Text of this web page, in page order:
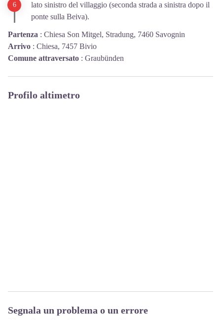
lato sinistro del villaggio (seconda strada a sinistra dopo il
ponte sulla Beiva).
Partenza : Chiesa Son Mitgel, Stradung, 7460 Savognin
Arrivo : Chiesa, 7457 Bivio
Comune attraversato : Graubünden
Profilo altimetro
Segnala un problema o un errore